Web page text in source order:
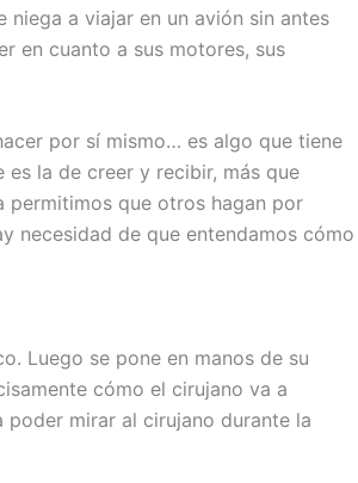
niega a viajar en un avión sin antes
en cuanto a sus motores, sus
por sí mismo… es algo que tiene
la de creer y recibir, más que
permitimos que otros hagan por
necesidad de que entendamos cómo
Luego se pone en manos de su
cómo el cirujano va a
poder mirar al cirujano durante la